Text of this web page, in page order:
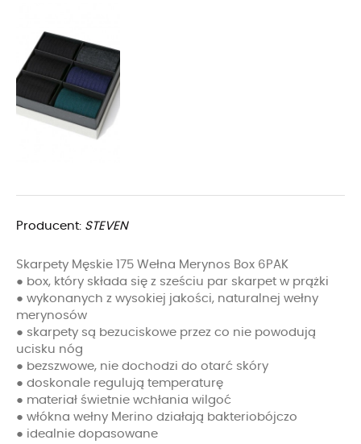
Producent: STEVEN
Skarpety Męskie 175 Wełna Merynos Box 6PAK
● box, który składa się z sześciu par skarpet w prążki
● wykonanych z wysokiej jakości, naturalnej wełny
merynosów
● skarpety są bezuciskowe przez co nie powodują
ucisku nóg
● bezszwowe, nie dochodzi do otarć skóry
● doskonale regulują temperaturę
● materiał świetnie wchłania wilgoć
● włókna wełny Merino działają bakteriobójczo
● idealnie dopasowane